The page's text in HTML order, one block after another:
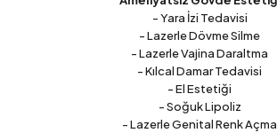
- Yara İzi Tedavisi
- Lazerle Dövme Silme
- Lazerle Vajina Daraltma
- Kılcal Damar Tedavisi
- El Estetiği
- Soğuk Lipoliz
- Lazerle Genital Renk Açma